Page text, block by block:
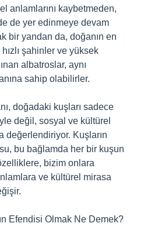
anlamlarını kaybetmeden,
de yer edinmeye devam
bir yandan da, doğanın en
hızlı şahinler ve yüksek
albatroslar, aynı
sahip olabilirler.
doğadaki kuşları sadece
değil, sosyal ve kültürel
değerlendiriyor. Kuşların
bu bağlamda her bir kuşun
bizim onlara
ve kültürel mirasa
Efendisi Olmak Ne Demek?